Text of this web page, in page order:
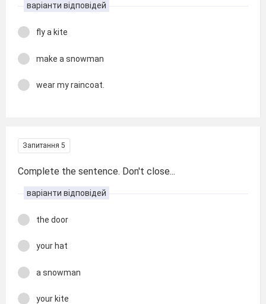
варіанти відповідей
fly a kite
make a snowman
wear my raincoat.
Запитання 5
Complete the sentence. Don′t close...
варіанти відповідей
the door
your hat
a snowman
your kite